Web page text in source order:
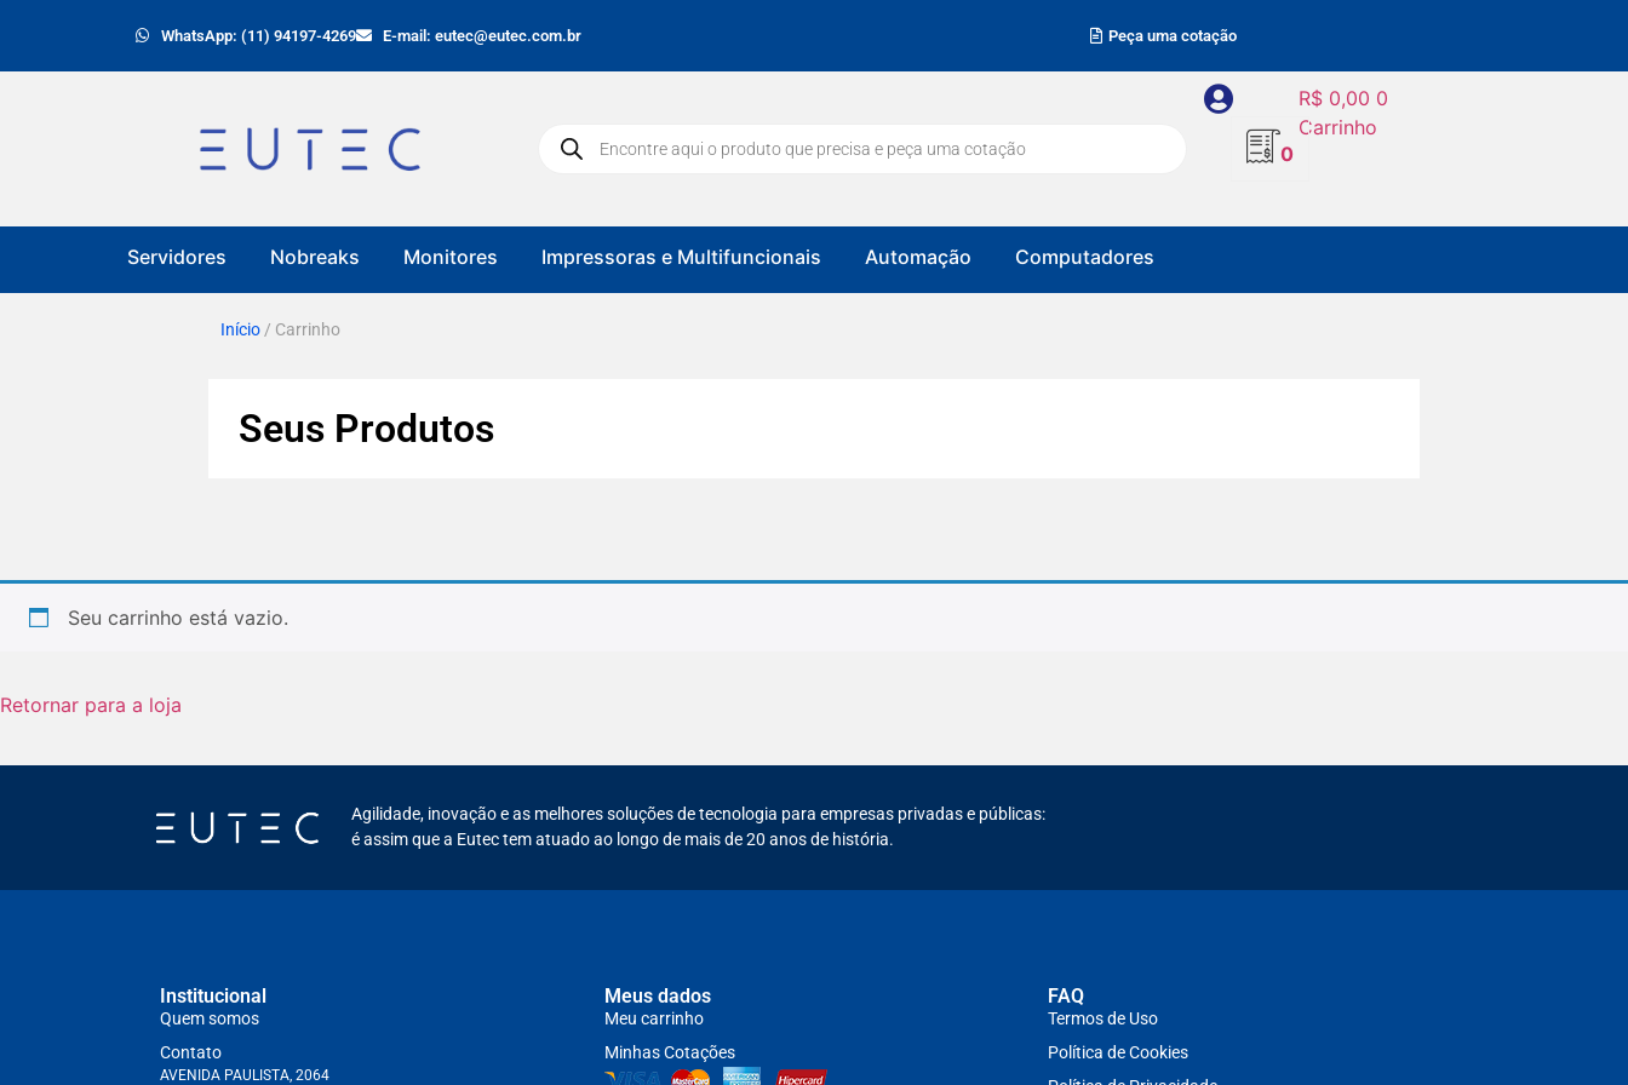
WhatsApp: (11) 94197-4269 E-mail: eutec@eutec.com.br Peça uma cotação
0
R$ 0,00 0
Carrinho
Servidores Nobreaks Monitores Impressoras e Multifuncionais Automação Computadores
Início / Carrinho
Seus Produtos
Seu carrinho está vazio.
Retornar para a loja
Agilidade, inovação e as melhores soluções de tecnologia para empresas privadas e públicas:
é assim que a Eutec tem atuado ao longo de mais de 20 anos de história.
Institucional
Quem somos
Contato
AVENIDA PAULISTA, 2064
Meus dados
Meu carrinho
Minhas Cotações
FAQ
Termos de Uso
Política de Cookies